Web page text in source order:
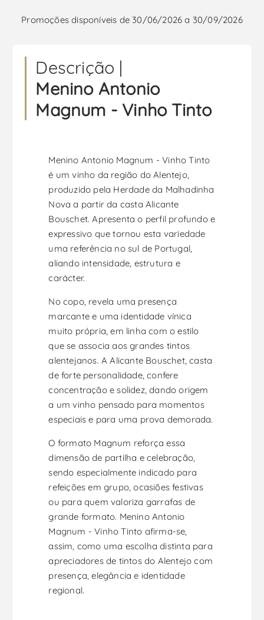
Promoções disponíveis de 30/06/2026 a 30/09/2026
Descrição |
Menino Antonio
Magnum - Vinho Tinto
Menino Antonio Magnum - Vinho Tinto
é um vinho da região do Alentejo,
produzido pela Herdade da Malhadinha
Nova a partir da casta Alicante
Bouschet. Apresenta o perfil profundo e
expressivo que tornou esta variedade
uma referência no sul de Portugal,
aliando intensidade, estrutura e
carácter.
No copo, revela uma presença
marcante e uma identidade vínica
muito própria, em linha com o estilo
que se associa aos grandes tintos
alentejanos. A Alicante Bouschet, casta
de forte personalidade, confere
concentração e solidez, dando origem
a um vinho pensado para momentos
especiais e para uma prova demorada.
O formato Magnum reforça essa
dimensão de partilha e celebração,
sendo especialmente indicado para
refeições em grupo, ocasiões festivas
ou para quem valoriza garrafas de
grande formato. Menino Antonio
Magnum - Vinho Tinto afirma-se,
assim, como uma escolha distinta para
apreciadores de tintos do Alentejo com
presença, elegância e identidade
regional.